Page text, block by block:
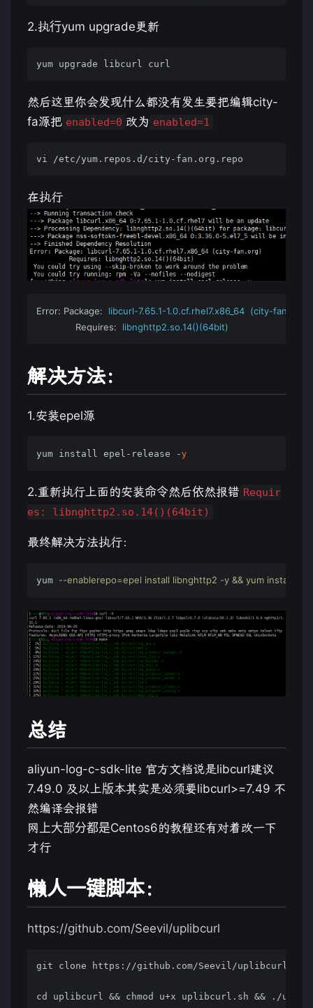
2.执行yum upgrade更新
然后这里你会发现什么都没有发生要把编辑city-
fa源把 enabled=0 改为 enabled=1
在执行
Error: Package: libcurl-7.65.1-1.0.cf.rhel7.x86_64 (city-fan.org)
Requires:
libnghttp2.so.14()(64bit)
解决方法：
1.安装epel源
yum install epel-release -y
2.重新执行上面的安装命令然后依然报错 Requir
es: libnghttp2.so.14()(64bit)
最终解决方法执行：
yum --enablerepo=epel install libnghttp2 -y && yum install
总结
aliyun-log-c-sdk-lite 官方文档说是libcurl建议
7.49.0 及以上版本其实是必须要libcurl>=7.49 不
然编译会报错
网上大部分都是Centos6的教程还有对着改一下
才行
懒人一键脚本：
https://github.com/Seevil/uplibcurl
git clone https://github.com/Seevil/
cd uplibcurl && chmod u+x uplibcurl.sh && ./